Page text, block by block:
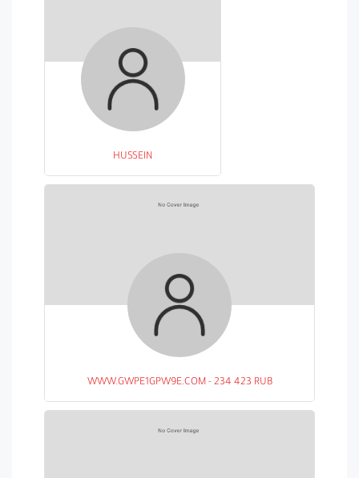
HUSSEIN
WWW.GWPE1GPW9E.COM - 234 423 RUB